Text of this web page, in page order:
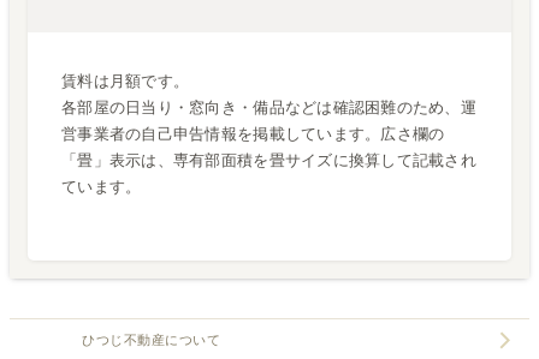
賃料は月額です。
各部屋の日当り・窓向き・備品などは確認困難のため、運
営事業者の自己申告情報を掲載しています。広さ欄の
「畳」表示は、専有部面積を畳サイズに換算して記載され
ています。
ひつじ不動産について